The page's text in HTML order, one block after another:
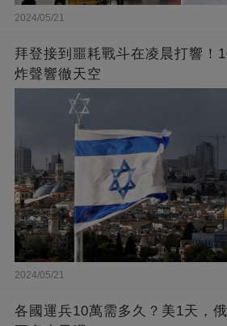
2024/05/21
拜登接到噩耗戰斗在凌晨打響！
炸聲響徹天空
2024/05/21
各國運兵10萬需多久？美1天，